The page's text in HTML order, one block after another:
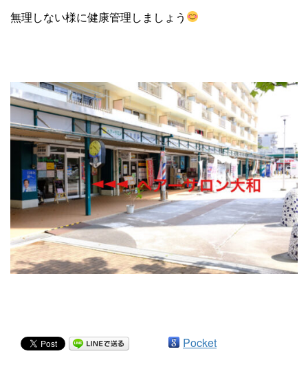
無理しない様に健康管理しましょう
Pocket